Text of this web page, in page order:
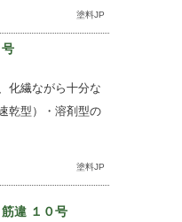
塗料JP
化繊ながら十分な
乾型）・溶剤型の
塗料JP
違 １０号